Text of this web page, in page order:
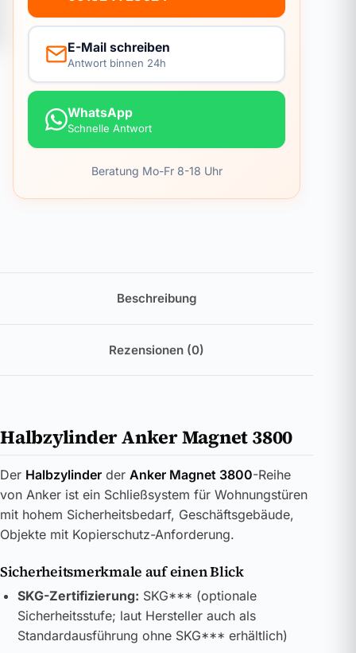
E-Mail schreiben
Antwort binnen 24h
WhatsApp
Schnelle Antwort
Beratung Mo-Fr 8-18 Uhr
Beschreibung
Rezensionen (0)
Halbzylinder Anker Magnet 3800
Der Halbzylinder der Anker Magnet 3800-Reihe
von Anker ist ein Schließsystem für Wohnungstüren
mit hohem Sicherheitsbedarf, Geschäftsgebäude,
Objekte mit Kopierschutz-Anforderung.
Sicherheitsmerkmale auf einen Blick
SKG-Zertifizierung: SKG*** (optionale
Sicherheitsstufe; laut Hersteller auch als
Standardausführung ohne SKG*** erhältlich)